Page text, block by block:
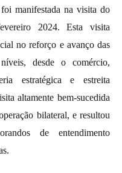
manifestada na visita do
2024. Esta visita
no reforço e avanço das
desde o comércio,
estratégica e estreita
altamente bem-sucedida
bilateral, e resultou
de entendimento